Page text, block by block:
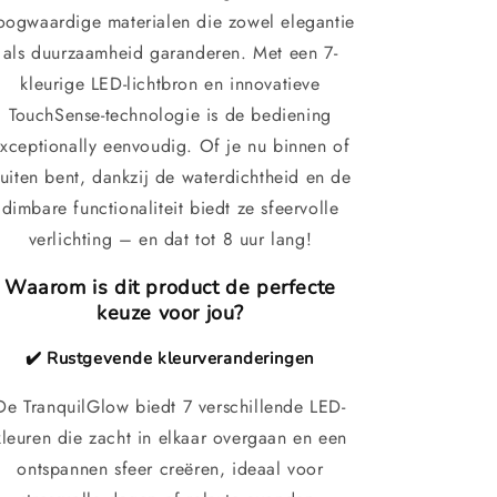
materialen die zowel elegantie
als duurzaamheid garanderen. Met een 7-
kleurige LED-lichtbron en innovatieve
TouchSense-technologie is de bediening
eenvoudig. Of je nu binnen of
bent, dankzij de waterdichtheid en de
dimbare functionaliteit biedt ze sfeervolle
verlichting – en dat tot 8 uur lang!
Waarom is dit product de perfecte
keuze voor jou?
✔️ Rustgevende kleurveranderingen
TranquilGlow biedt 7 verschillende LED-
die zacht in elkaar overgaan en een
ontspannen sfeer creëren, ideaal voor